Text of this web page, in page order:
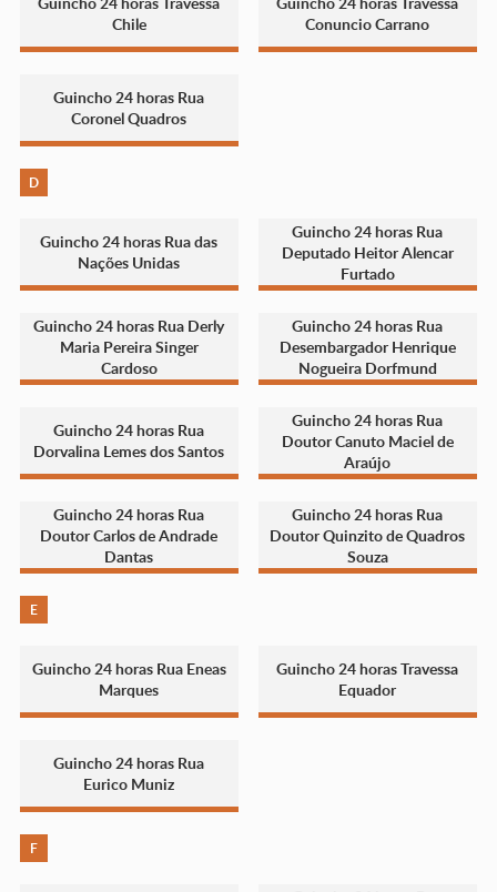
Chile
Conuncio Carrano
Guincho 24 horas Rua
Coronel Quadros
D
Guincho 24 horas Rua das
Nações Unidas
Guincho 24 horas Rua
Deputado Heitor Alencar
Furtado
Guincho 24 horas Rua Derly
Maria Pereira Singer
Cardoso
Guincho 24 horas Rua
Desembargador Henrique
Nogueira Dorfmund
Guincho 24 horas Rua
Dorvalina Lemes dos Santos
Guincho 24 horas Rua
Doutor Canuto Maciel de
Araújo
Guincho 24 horas Rua
Doutor Carlos de Andrade
Dantas
Guincho 24 horas Rua
Doutor Quinzito de Quadros
Souza
E
Guincho 24 horas Rua Eneas
Marques
Guincho 24 horas Travessa
Equador
Guincho 24 horas Rua
Eurico Muniz
F